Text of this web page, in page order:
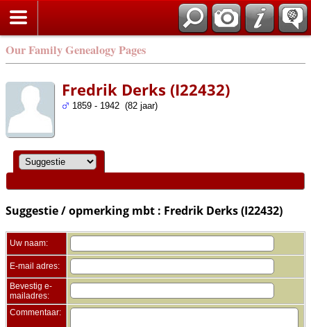
Our Family Genealogy Pages
Fredrik Derks (I22432)
1859 - 1942 (82 jaar)
Suggestie / opmerking mbt : Fredrik Derks (I22432)
Uw naam:
E-mail adres:
Bevestig e-
mailadres:
Commentaar: